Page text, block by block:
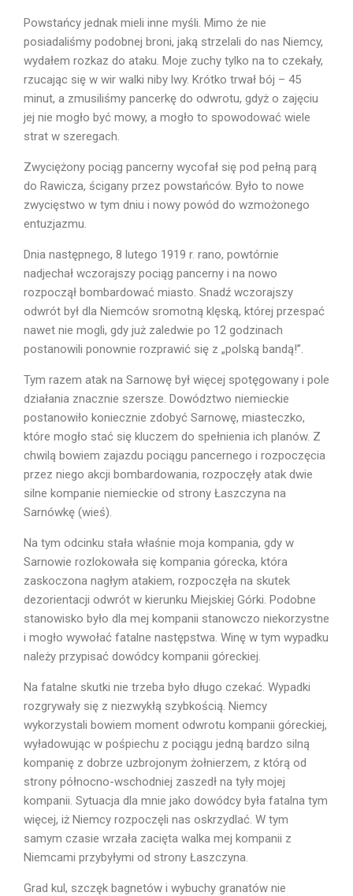
Powstańcy jednak mieli inne myśli. Mimo że nie
posiadaliśmy podobnej broni, jaką strzelali do nas Niemcy,
wydałem rozkaz do ataku. Moje zuchy tylko na to czekały,
rzucając się w wir walki niby lwy. Krótko trwał bój – 45
minut, a zmusiliśmy pancerkę do odwrotu, gdyż o zajęciu
jej nie mogło być mowy, a mogło to spowodować wiele
strat w szeregach.
Zwyciężony pociąg pancerny wycofał się pod pełną parą
do Rawicza, ścigany przez powstańców. Było to nowe
zwycięstwo w tym dniu i nowy powód do wzmożonego
entuzjazmu.
Dnia następnego, 8 lutego 1919 r. rano, powtórnie
nadjechał wczorajszy pociąg pancerny i na nowo
rozpoczął bombardować miasto. Snadź wczorajszy
odwrót był dla Niemców sromotną klęską, której przespać
nawet nie mogli, gdy już zaledwie po 12 godzinach
postanowili ponownie rozprawić się z „polską bandą!”.
Tym razem atak na Sarnowę był więcej spotęgowany i pole
działania znacznie szersze. Dowództwo niemieckie
postanowiło koniecznie zdobyć Sarnowę, mia­steczko,
które mogło stać się kluczem do spełnienia ich planów. Z
chwilą bowiem zajazdu pociągu pancernego i rozpoczęcia
przez niego akcji bombardowania, rozpoczęły atak dwie
silne kompanie niemieckie od strony Łaszczyna na
Sarnówkę (wieś).
Na tym odcinku stała właśnie moja kompania, gdy w
Sarnowie rozlokowała się kompania górecka, która
zaskoczona nagłym atakiem, rozpoczęła na skutek
dezorientacji odwrót w kierunku Miejskiej Górki. Podobne
stanowisko było dla mej kompanii stanowczo niekorzystne
i mogło wywołać fatalne następstwa. Winę w tym wypadku
należy przypisać dowódcy kompanii góreckiej.
Na fatalne skutki nie trzeba było długo czekać. Wypadki
rozgrywały się z niezwykłą szybkością. Niemcy
wykorzystali bowiem moment odwrotu kompanii góreckiej,
wyładowując w pośpiechu z pociągu jedną bardzo silną
kompanię z do­brze uzbrojonym żołnierzem, z którą od
strony północno-wschodniej zaszedł na tyły mojej
kompanii. Sytuacja dla mnie jako dowódcy była fatalna tym
więcej, iż Niemcy rozpoczęli nas oskrzydlać. W tym
samym czasie wrzała zacięta walka mej kompanii z
Niemcami przybyłymi od strony Łaszczyna.
Grad kul, szczęk bagnetów i wybuchy granatów nie